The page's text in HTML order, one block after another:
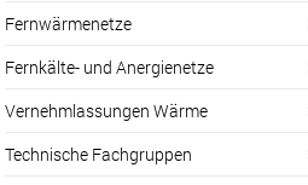
Fernwärmenetze
Fernkälte- und Anergienetze
Vernehmlassungen Wärme
Technische Fachgruppen